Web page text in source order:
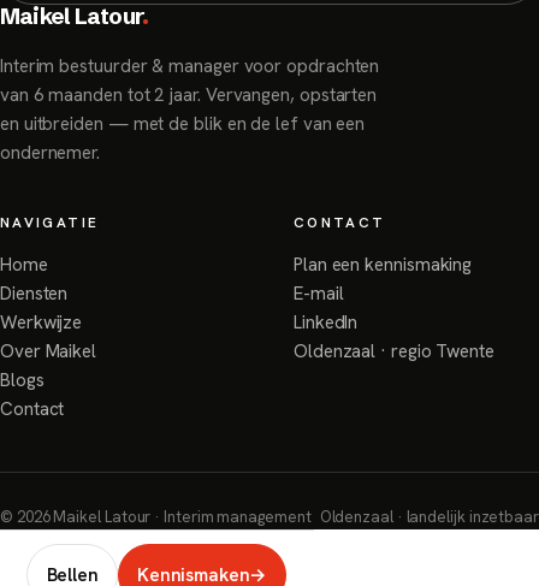
Maikel Latour.
Interim bestuurder & manager voor opdrachten
van 6 maanden tot 2 jaar. Vervangen, opstarten
en uitbreiden — met de blik en de lef van een
ondernemer.
NAVIGATIE
Home
Diensten
Werkwijze
Over Maikel
Blogs
Contact
CONTACT
Plan een kennismaking
E-mail
LinkedIn
Oldenzaal · regio Twente
© 2026Maikel Latour · Interim management Oldenzaal · landelijk inzetbaar
Bellen Kennismaken→